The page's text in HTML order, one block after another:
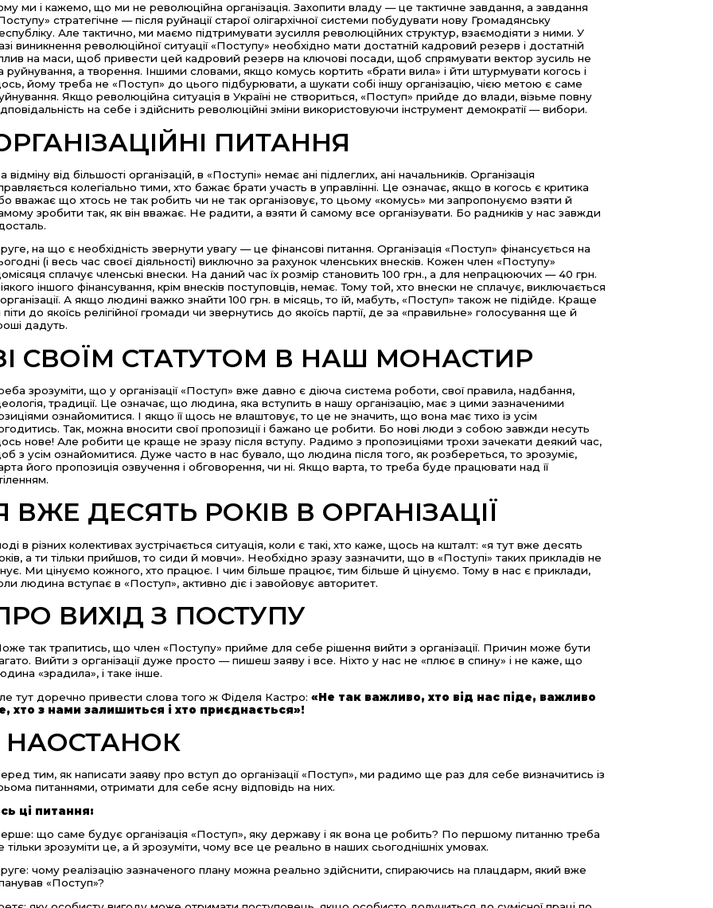
ми і кажемо, що ми не революційна організація. Захопити владу — це тактичне завдання, а завдання
стратегічне — після руйнації старої олігархічної системи побудувати нову Громадянську
Але тактично, ми маємо підтримувати зусилля революційних структур, взаємодіяти з ними. У
виникнення революційної ситуації «Поступу» необхідно мати достатній кадровий резерв і достатній
на маси, щоб привести цей кадровий резерв на ключові посади, щоб спрямувати вектор зусиль не
руйнування, а творення. Іншими словами, якщо комусь кортить «брати вила» і йти штурмувати когось і
йому треба не «Поступ» до цього підбурювати, а шукати собі іншу організацію, чією метою є саме
Якщо революційна ситуація в Україні не створиться, «Поступ» прийде до влади, візьме повну
на себе і здійснить революційні зміни використовуючи інструмент демократії — вибори.
ПИТАННЯ
відміну від більшості організацій, в «Поступі» немає ані підлеглих, ані начальників. Організація
колегіально тими, хто бажає брати участь в управлінні. Це означає, якщо в когось є критика
вважає що хтось не так робить чи не так організовує, то цьому «комусь» ми запропонуємо взяти й
зробити так, як він вважає. Не радити, а взяти й самому все організувати. Бо радників у нас завжди
на що є необхідність звернути увагу — це фінансові питання. Організація «Поступ» фінансується на
(і весь час своєї діяльності) виключно за рахунок членських внесків. Кожен член «Поступу»
сплачує членські внески. На даний час їх розмір становить 100 грн., а для непрацюючих — 40 грн.
іншого фінансування, крім внесків поступовців, немає. Тому той, хто внески не сплачує, виключається
А якщо людині важко знайти 100 грн. в місяць, то їй, мабуть, «Поступ» також не підійде. Краще
піти до якоїсь релігійної громади чи звернутись до якоїсь партії, де за «правильне» голосування ще й
дадуть.
СВОЇМ СТАТУТОМ В НАШ МОНАСТИР
зрозуміти, що у організації «Поступ» вже давно є діюча система роботи, свої правила, надбання,
традиції. Це означає, що людина, яка вступить в нашу організацію, має з цими зазначеними
ознайомитися. І якщо її щось не влаштовує, то це не значить, що вона має тихо із усім
Так, можна вносити свої пропозиції і бажано це робити. Бо нові люди з собою завжди несуть
нове! Але робити це краще не зразу після вступу. Радимо з пропозиціями трохи зачекати деякий час,
з усім ознайомитися. Дуже часто в нас бувало, що людина після того, як розбереться, то зрозуміє,
його пропозиція озвучення і обговорення, чи ні. Якщо варта, то треба буде працювати над її
ВЖЕ ДЕСЯТЬ РОКІВ В ОРГАНІЗАЦІЇ
в різних колективах зустрічається ситуація, коли є такі, хто каже, щось на кшталт: «я тут вже десять
а ти тільки прийшов, то сиди й мовчи». Необхідно зразу зазначити, що в «Поступі» таких прикладів не
Ми цінуємо кожного, хто працює. І чим більше працює, тим більше й цінуємо. Тому в нас є приклади,
людина вступає в «Поступ», активно діє і завойовує авторитет.
ВИХІД З ПОСТУПУ
так трапитись, що член «Поступу» прийме для себе рішення вийти з організації. Причин може бути
Вийти з організації дуже просто — пишеш заяву і все. Ніхто у нас не «плює в спину» і не каже, що
«зрадила», і таке інше.
тут доречно привести слова того ж Фіделя Кастро:«Не так важливо, хто від нас піде, важливо
хто з нами залишиться і хто приєднається»!
НАОСТАНОК
тим, як написати заяву про вступ до організації «Поступ», ми радимо ще раз для себе визначитись із
питаннями, отримати для себе ясну відповідь на них.
ці питання:
що саме будує організація «Поступ», яку державу і як вона це робить? По першому питанню треба
тільки зрозуміти це, а й зрозуміти, чому все це реально в наших сьогоднішніх умовах.
чому реалізацію зазначеного плану можна реально здійснити, спираючись на плацдарм, який вже
«Поступ»?